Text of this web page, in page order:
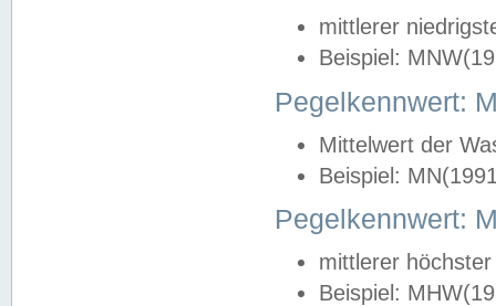
mittlerer
Beispiel:
Pegelkennwert:
Mittelwert der
Beispiel:
Pegelkennwert:
mittlerer
Beispiel: